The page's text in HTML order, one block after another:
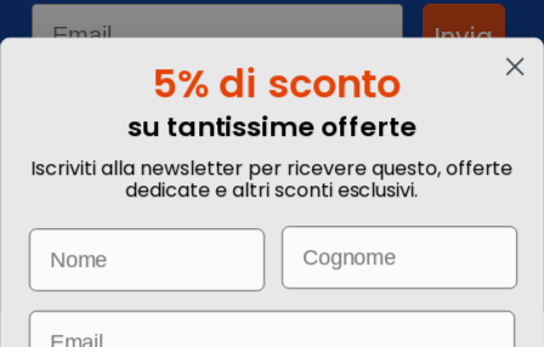
Informazioni
Come prenotare
Informazioni Legali
Email
Invia
Le immagini hanno valore puramente illustrativo. I prezzi e le
5% di sconto
su tantissime offerte
Iscriviti alla newsletter per ricevere questo, offerte
dedicate e altri sconti esclusivi.
Name Email
Email